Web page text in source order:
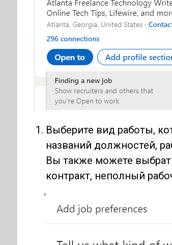
Выберите вид работы,
названий должностей,
Вы также можете
контракт, неполный